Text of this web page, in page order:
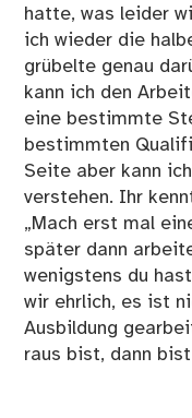
hatte, was leider
ich wieder die
grübelte genau
kann ich den
eine bestimmte
bestimmten
Seite aber kann
verstehen. Ihr
„Mach erst mal
später dann
wenigstens du
wir ehrlich, es ist
Ausbildung
raus bist, dann